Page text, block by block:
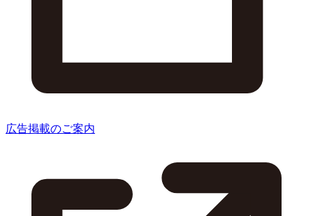
広告掲載のご案内